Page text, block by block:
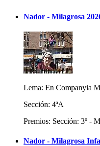
Nador - Milagrosa
Lema: En Companyia
Sección: 4ªA
Premios: Sección: 3º -
Nador - Milagrosa